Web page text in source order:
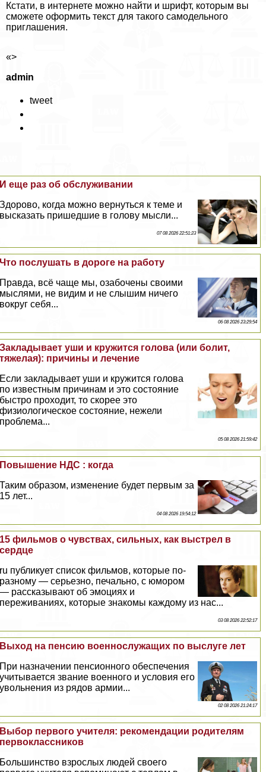
Кстати, в интернете можно найти и шрифт, которым вы
сможете оформить текст для такого самодельного
приглашения.
«>
admin
tweet
И еще раз об обслуживании
Здорово, когда можно вернуться к теме и
высказать пришедшие в голову мысли...
07 08 2026 22:51:23
Что послушать в дороге на работу
Правда, всё чаще мы, озабочены своими
мыслями, не видим и не слышим ничего
вокруг себя...
06 08 2026 23:29:54
Закладывает уши и кружится голова (или болит,
тяжелая): причины и лечение
Если закладывает уши и кружится голова
по известным причинам и это состояние
быстро проходит, то скорее это
физиологическое состояние, нежели
проблема...
05 08 2026 21:59:42
Повышение НДС : когда
Таким образом, изменение будет первым за
15 лет...
04 08 2026 19:54:12
15 фильмов о чувствах, сильных, как выстрел в
сердце
ru публикует список фильмов, которые по-
разному — серьезно, печально, с юмором
— рассказывают об эмоциях и
переживаниях, которые знакомы каждому из нас...
03 08 2026 22:52:17
Выход на пенсию военнослужащих по выслуге лет
При назначении пенсионного обеспечения
учитывается звание военного и условия его
увольнения из рядов армии...
02 08 2026 21:24:17
Выбор первого учителя: рекомендации родителям
первоклассников
Большинство взрослых людей своего